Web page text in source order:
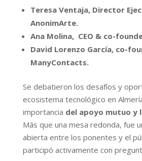
Teresa Ventaja, Director
AnonimArte.
Ana Molina, CEO & co-
David Lorenzo García, co-
ManyContacts.
Se debatieron los desafíos y
ecosistema tecnológico en
importancia del apoyo mutuo y
Más que una mesa redonda, fue
abierta entre los ponentes y el
participó activamente con